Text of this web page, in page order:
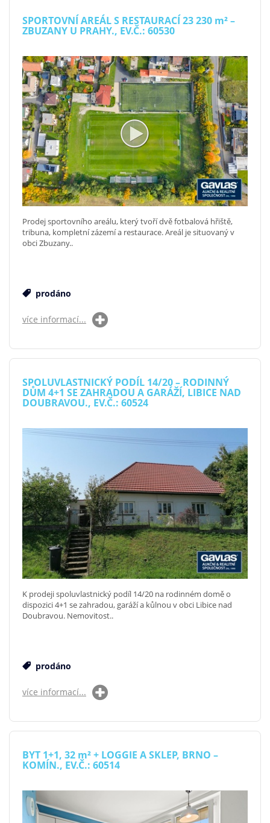
SPORTOVNÍ AREÁL S RESTAURACÍ 23 230 m²–
ZBUZANY U PRAHY., EV.Č.: 60530
Prodej sportovního areálu, který tvoří dvě fotbalová hřiště,
tribuna, kompletní zázemí a restaurace. Areál je situovaný v
obci Zbuzany..
prodáno
více informací...
SPOLUVLASTNICKÝ PODÍL 14/20 – RODINNÝ
DŮM 4+1 SE ZAHRADOU A GARÁŽÍ, LIBICE NAD
DOUBRAVOU., EV.Č.: 60524
K prodeji spoluvlastnický podíl 14/20 na rodinném domě o
dispozici 4+1 se zahradou, garáží a kůlnou v obci Libice nad
Doubravou. Nemovitost..
prodáno
více informací...
BYT 1+1, 32 m²+ LOGGIE A SKLEP, BRNO –
KOMÍN., EV.Č.: 60514